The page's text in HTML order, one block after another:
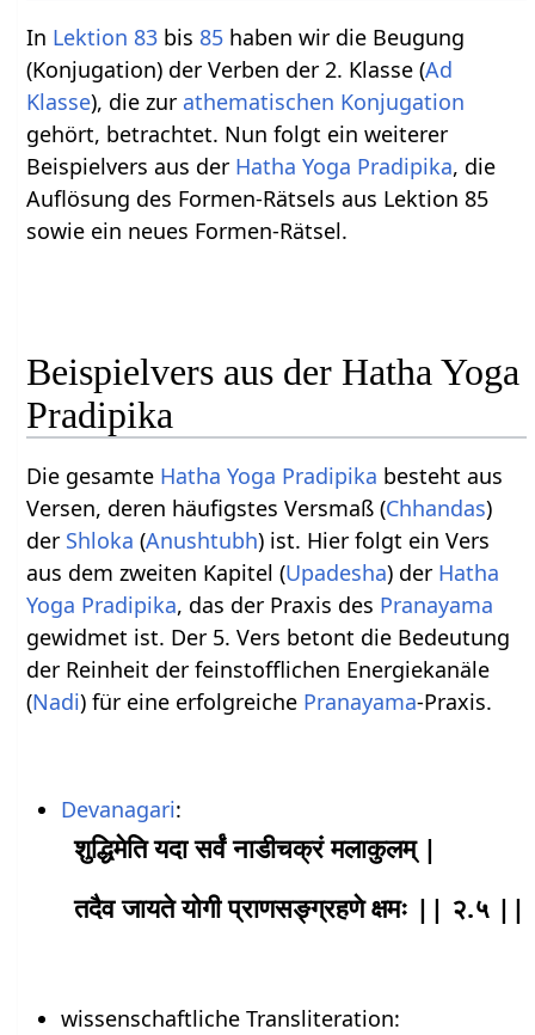
In Lektion 83 bis 85 haben wir die Beugung
(Konjugation) der Verben der 2. Klasse (Ad
Klasse), die zur athematischen Konjugation
gehört, betrachtet. Nun folgt ein weiterer
Beispielvers aus der Hatha Yoga Pradipika, die
Auflösung des Formen-Rätsels aus Lektion 85
sowie ein neues Formen-Rätsel.
Beispielvers aus der Hatha Yoga
Pradipika
Die gesamte Hatha Yoga Pradipika besteht aus
Versen, deren häufigstes Versmaß (Chhandas)
der Shloka (Anushtubh) ist. Hier folgt ein Vers
aus dem zweiten Kapitel (Upadesha) der Hatha
Yoga Pradipika, das der Praxis des Pranayama
gewidmet ist. Der 5. Vers betont die Bedeutung
der Reinheit der feinstofflichen Energiekanäle
(Nadi) für eine erfolgreiche Pranayama-Praxis.
Devanagari:
शुद्धिमेति यदा सर्वं नाडीचक्रं मलाकुलम् |
तदैव जायते योगी प्राणसङ्ग्रहणे क्षमः || २.५ ||
wissenschaftliche Transliteration: